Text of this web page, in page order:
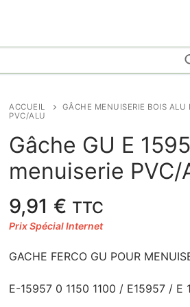
ACCUEIL GÂCHE MENUISERIE BOIS ALU
PVC/ALU
Gâche GU E
menuiserie PVC/
9,91 € TTC
GACHE FERCO GU POUR
E-15957 0 1150 1100 / E15957 / E